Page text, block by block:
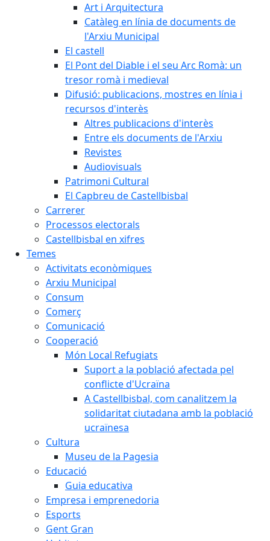
Art i Arquitectura
Catàleg en línia de documents de
l'Arxiu Municipal
El castell
El Pont del Diable i el seu Arc Romà: un
tresor romà i medieval
Difusió: publicacions, mostres en línia i
recursos d'interès
Altres publicacions d'interès
Entre els documents de l'Arxiu
Revistes
Audiovisuals
Patrimoni Cultural
El Capbreu de Castellbisbal
Carrerer
Processos electorals
Castellbisbal en xifres
Temes
Activitats econòmiques
Arxiu Municipal
Consum
Comerç
Comunicació
Cooperació
Món Local Refugiats
Suport a la població afectada pel
conflicte d'Ucraïna
A Castellbisbal, com canalitzem la
solidaritat ciutadana amb la població
ucraïnesa
Cultura
Museu de la Pagesia
Educació
Guia educativa
Empresa i emprenedoria
Esports
Gent Gran